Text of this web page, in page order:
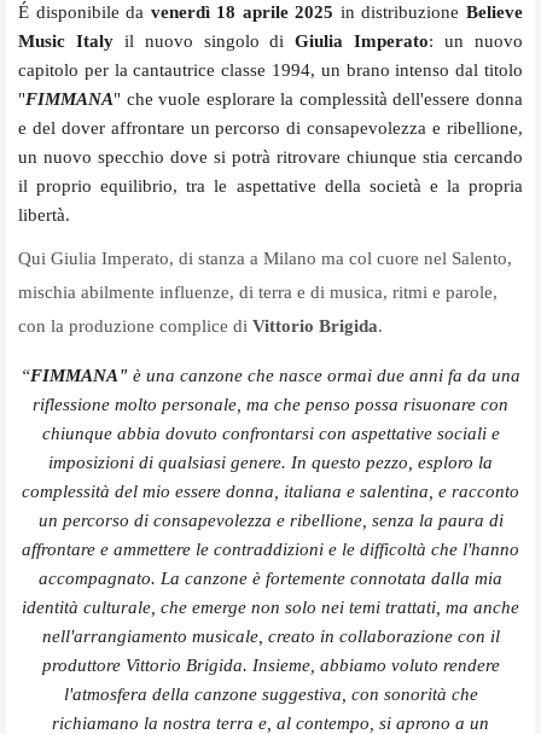
É disponibile da venerdì 18 aprile 2025 in distribuzioneBelieve
Music Italy il nuovo singolo diGiulia Imperato: un nuovo
capitolo per la cantautrice classe 1994, un brano intenso dal titolo
"FIMMANA" che vuole esplorare la complessità dell'essere donna
e del dover affrontare un percorso di consapevolezza e ribellione,
un nuovo specchio dove si potrà ritrovare chiunque stia cercando
il proprio equilibrio, tra le aspettative della società e la propria
libertà.
Qui Giulia Imperato, di stanza a Milano ma col cuore nel Salento,
mischia abilmente influenze, di terra e di musica, ritmi e parole,
con la produzione complice di Vittorio Brigida.
“FIMMANA" è una canzone che nasce ormai due anni fa da una
riflessione molto personale, ma che penso possa risuonare con
chiunque abbia dovuto confrontarsi con aspettative sociali e
imposizioni di qualsiasi genere. In questo pezzo, esploro la
complessità del mio essere donna, italiana e salentina, e racconto
un percorso di consapevolezza e ribellione, senza la paura di
affrontare e ammettere le contraddizioni e le difficoltà che l'hanno
accompagnato. La canzone è fortemente connotata dalla mia
identità culturale, che emerge non solo nei temi trattati, ma anche
nell'arrangiamento musicale, creato in collaborazione con il
produttore Vittorio Brigida. Insieme, abbiamo voluto rendere
l'atmosfera della canzone suggestiva, con sonorità che
richiamano la nostra terra e, al contempo, si aprono a un